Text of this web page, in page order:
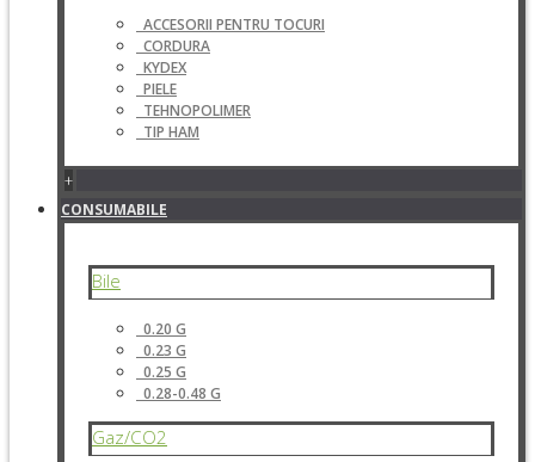
ACCESORII PENTRU TOCURI
CORDURA
KYDEX
PIELE
TEHNOPOLIMER
TIP HAM
+
CONSUMABILE
Bile
0.20 G
0.23 G
0.25 G
0.28-0.48 G
Gaz/CO2